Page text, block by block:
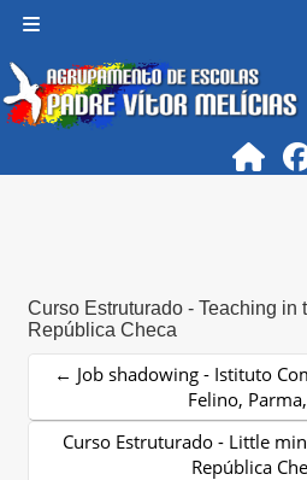
Curso Estruturado - Teaching in
República Checa
← Job shadowing - Istituto
Felino,
Curso Estruturado - Little
República